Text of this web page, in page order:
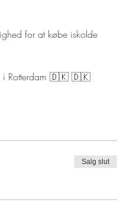
for at købe iskolde
i Rotterdam 🇩🇰 🇩🇰
Salg slut